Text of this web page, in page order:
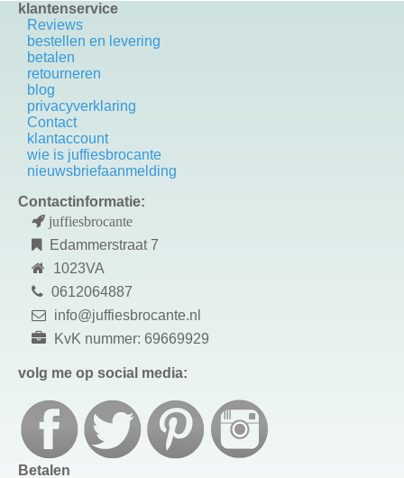
klantenservice
Reviews
bestellen en levering
betalen
retourneren
blog
privacyverklaring
Contact
k lantaccount
wie is juffiesbrocante
nieuwsbriefaanmelding
Contactinformatie:
juffiesbrocante
Edammerstraat 7
1023VA
0612064887
info@juffiesbrocante.nl
KvK nummer: 69669929
volg me op social media:
Betalen